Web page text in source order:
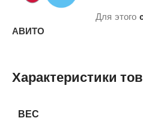
Для этого
АВИТО
Характеристики
ВЕС